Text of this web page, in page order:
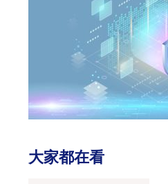
大家都在看